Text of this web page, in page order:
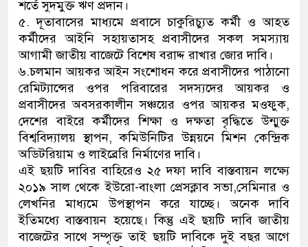
শর্তে সুদমুক্ত ঋণ প্রদান।
৫. দূতাবাসের মাধ্যমে প্রবাসে চাকুরিচ্যুত কর্মী ও আহত
কর্মীদের আইনি সহায়তাসহ প্রবাসীদের সকল সমস্যায়
আগামী জাতীয় বাজেটে বিশেষ বরাদ্দ রাখার জোর দাবি।
৬.চলমান আয়কর আইন সংশোধন করে প্রবাসীদের পাঠানো
রেমিট্যান্সের ওপর পরিবারের সদস্যদের আয়কর ও
প্রবাসীদের অবসরকালীন সঞ্চয়ের ওপর আয়কর মওফুক,
দেশের বাইরে কর্মীদের শিক্ষা ও দক্ষতা বৃদ্ধিতে উন্মুক্ত
বিশ্ববিদ্যালয় স্থাপন, কমিউনিটির উন্নয়নে মিশন কেন্দ্রিক
অডিটরিয়াম ও লাইব্রেরি নির্মাণের দাবি।
এই ছয়টি দাবির বাহিরেও ২৫ দফা দাবি বাস্তবায়ন লক্ষ্যে
২০১৯ সাল থেকে ইউরো-বাংলা প্রেসক্লাব সভা,সেমিনার ও
লেখনির মাধ্যমে উপস্থাপন করে যাচ্ছে। অনেক দাবি
ইতিমধ্যে বাস্তবায়ন হয়েছে। কিন্তু এই ছয়টি দাবি জাতীয়
বাজেটের সাথে সম্পৃক্ত তাই ছয়টি দাবিকে দুই বছর আগে